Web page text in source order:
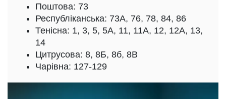
Поштова: 73
Республіканська: 73А, 76, 78, 84, 86
Тенісна: 1, 3, 5, 5А, 11, 11А, 12, 12А, 13,
14
Цитрусова: 8, 8Б, 8б, 8В
Чарівна: 127-129